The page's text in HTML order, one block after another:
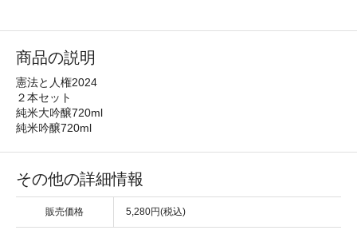
商品の説明
憲法と人権2024
２本セット
純米大吟醸720ml
純米吟醸720ml
その他の詳細情報
販売価格 5,280円(税込)